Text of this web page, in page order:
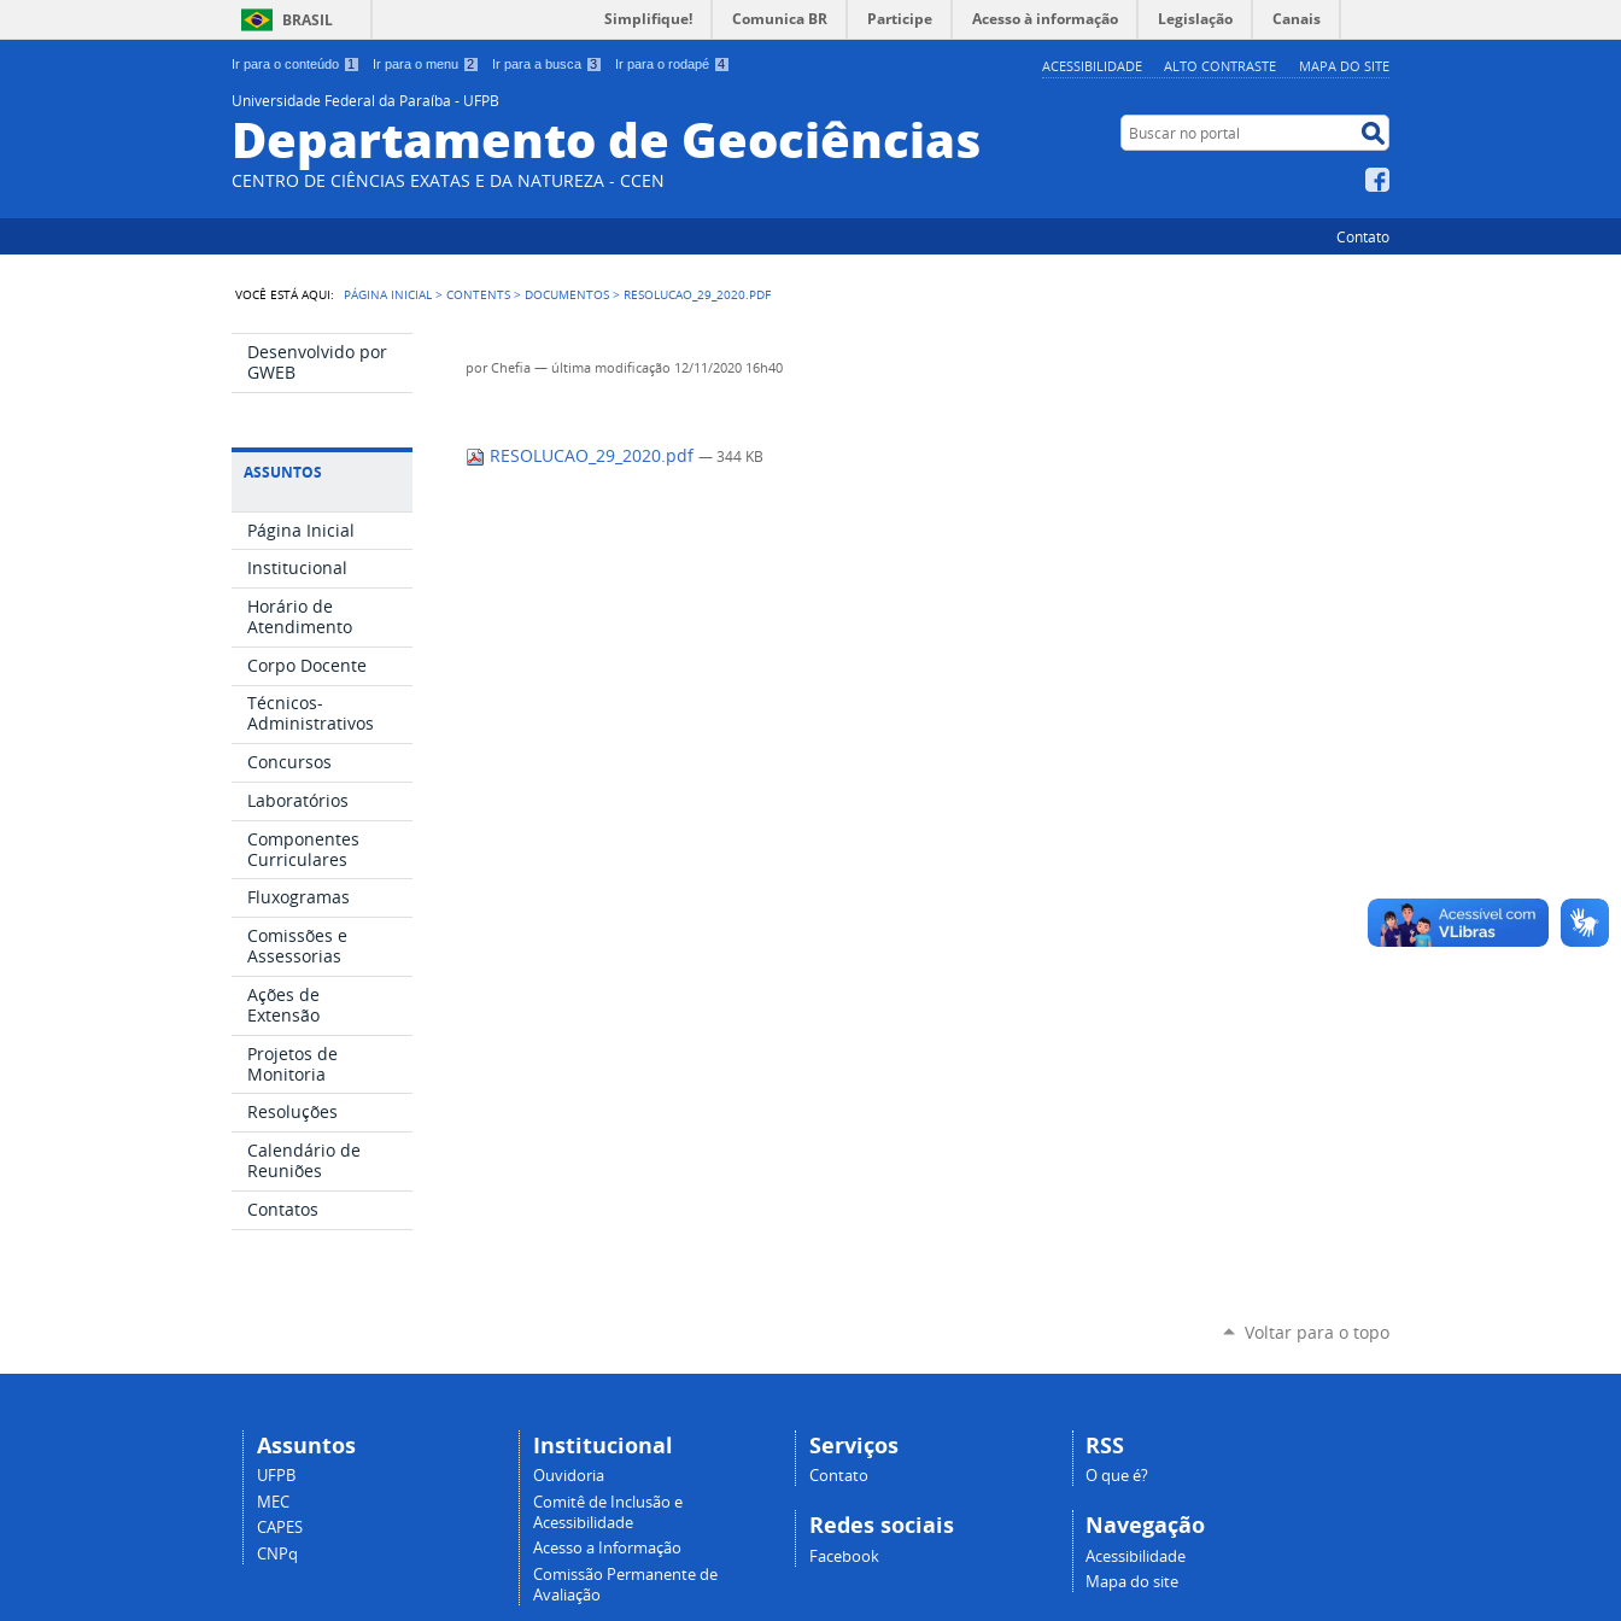
Ir para o conteúdo 1 Ir para o menu 2 Ir para a busca 3 Ir para o rodapé 4 ACESSIBILIDADE ALTO CONTRASTE MAPA DO SITE
BRASIL Simplifique! Comunica BR Participe Acesso à informação Legislação Canais
Universidade Federal da Paraíba - UFPB
Departamento de Geociências
CENTRO DE CIÊNCIAS EXATAS E DA NATUREZA - CCEN
Buscar no portal
Contato
VOCÊ ESTÁ AQUI: PÁGINA INICIAL >CONTENTS > DOCUMENTOS > RESOLUCAO_29_2020.PDF
Desenvolvido por
GWEB
ASSUNTOS
Página Inicial
Institucional
Horário de
Atendimento
Corpo Docente
Técnicos-
Administrativos
Concursos
Laboratórios
Componentes
Curriculares
Fluxogramas
Comissões e
Assessorias
Ações de
Extensão
Projetos de
Monitoria
Resoluções
Calendário de
Reuniões
Contatos
porChefia — última modificação 12/11/2020 16h40
RESOLUCAO_29_2020.pdf— 344 KB
Voltar para o topo
Assuntos
UFPB
MEC
CAPES
CNPq
Institucional
Ouvidoria
Comitê de Inclusão e
Acessibilidade
Acesso a Informação
Comissão Permanente de
Avaliação
Serviços
Contato
Redes sociais
Facebook
RSS
O que é?
Navegação
Acessibilidade
Mapa do site